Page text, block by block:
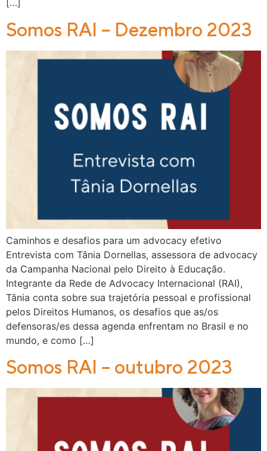
[…]
Somos RAI – Dezembro 2023
Caminhos e desafios para um advocacy efetivo
Entrevista com Tânia Dornellas, assessora de advocacy
da Campanha Nacional pelo Direito à Educação.
Integrante da Rede de Advocacy Internacional (RAI),
Tânia conta sobre sua trajetória pessoal e profissional
pelos Direitos Humanos, os desafios que as/os
defensoras/es dessa agenda enfrentam no Brasil e no
mundo, e como […]
Somos RAI – outubro 2023